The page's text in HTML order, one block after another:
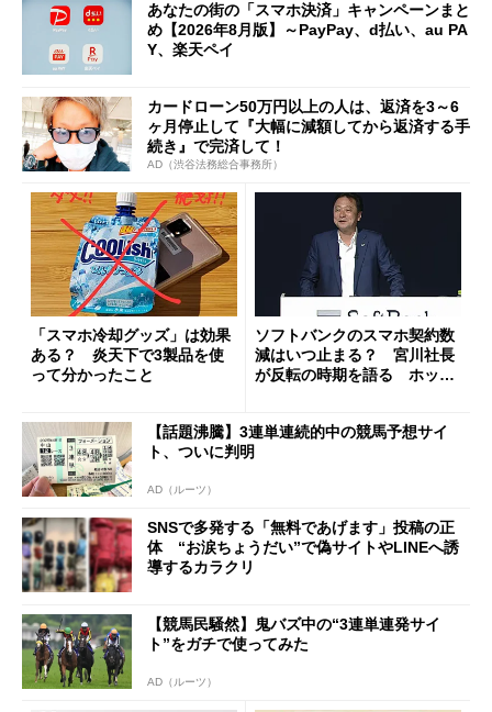
あなたの街の「スマホ決済」キャンペーンまと
め【2026年8月版】～PayPay、d払い、au PA
Y、楽天ペイ
カードローン50万円以上の人は、返済を3～6
ヶ月停止して『大幅に減額してから返済する手
続き』で完済して！
AD（渋谷法務総合事務所）
「スマホ冷却グッズ」は効果
ある？ 炎天下で3製品を使
って分かったこと
ソフトバンクのスマホ契約数
減はいつ止まる？ 宮川社長
が反転の時期を語る ホッピ
【話題沸騰】3連単連続的中の競馬予想サイ
ト、ついに判明
AD（ルーツ）
SNSで多発する「無料であげます」投稿の正
体 “お涙ちょうだい”で偽サイトやLINEへ誘
導するカラクリ
【競馬民騒然】鬼バズ中の“3連単連発サイ
ト”をガチで使ってみた
AD（ルーツ）